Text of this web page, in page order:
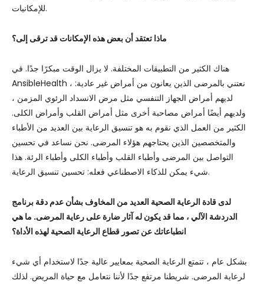
للإمكانيات.
ماذا تعتقد أن بعض هذه الإمكانات قد ترقى إلى؟
هناك الكثير من التطبيقات المختلفة. لا يزال الوقت مبكرًا جدًا. في
AnsibleHealth ، نعتني بالمرضى الذين يعانون من أمراض غير عادية:
لديهم أمراض الجهاز التنفسي مثل مرض الانسداد الرئوي المزمن ،
ولديهم أيضًا أمراض مصاحبة أخرى مثل أمراض القلب وأمراض الكلى.
الكثير من العمل الذي نقوم به هو تنسيق الرعاية بين العديد من الأطباء
والمتخصصين الذين يحتاجهم هؤلاء المرضى. نحن نساعد في تحسين
التواصل بين المرضى وأطباء القلب وأطباء الكلى وأطباء الرئة. هذا
شيء يمكن للذكاء الاصطناعي فعله: تحسين تنسيق الرعاية.
لدى قادة الرعاية الصحية العديد من المخاوف بشأن عدم دقة برنامج
الدردشة الآلي ، مما قد يكون له آثار ضارة على رعاية المرضى. ما هي
انطباعاتك عن تصور قطاع الرعاية الصحية لهذه الأداة؟
بشكل عام ، تتمتع الرعاية الصحية بمعايير عالية جدًا لاستخدام أي شيء
لرعاية المرضى. شريطنا مرتفع جدًا لأننا نتعامل مع حياة المريض. لذلك